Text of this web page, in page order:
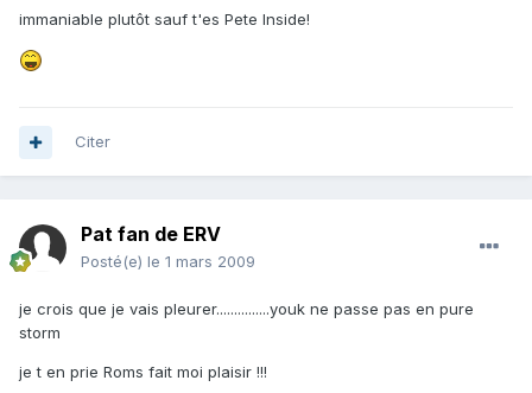
immaniable plutôt sauf t'es Pete Inside!
Citer
Pat fan de ERV
Posté(e) le 1 mars 2009
je crois que je vais pleurer...............youk ne passe pas en pure
storm
je t en prie Roms fait moi plaisir !!!